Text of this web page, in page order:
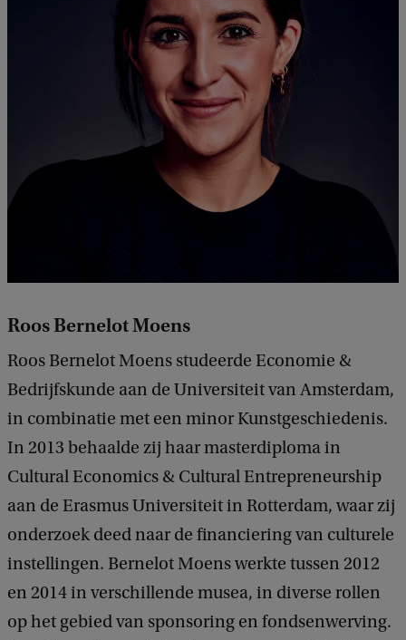
Roos Bernelot Moens
Roos Bernelot Moens studeerde Economie &
Bedrijfskunde aan de Universiteit van Amsterdam,
in combinatie met een minor Kunstgeschiedenis.
In 2013 behaalde zij haar masterdiploma in
Cultural Economics & Cultural Entrepreneurship
aan de Erasmus Universiteit in Rotterdam, waar zij
onderzoek deed naar de financiering van culturele
instellingen. Bernelot Moens werkte tussen 2012
en 2014 in verschillende musea, in diverse rollen
op het gebied van sponsoring en fondsenwerving.